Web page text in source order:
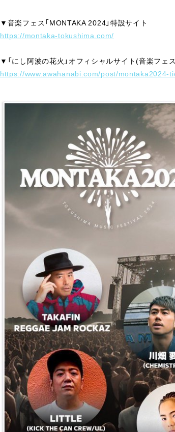
▼音楽フェス「MONTAKA 2024」特設サイト
https://montaka-tokushima.com/
▼「にし阿波の花火」オフィシャルサイト(音楽フェ
https://www.awahanabi.com/post/montaka2024-